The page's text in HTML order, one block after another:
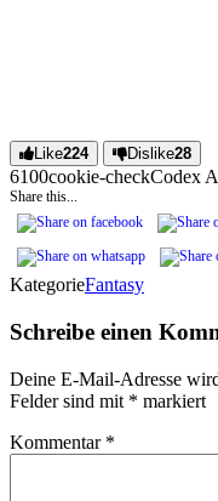
Like224 Dislike28
6100cookie-checkCodex
Share this...
KategorieFantasy
Schreibe einen
Deine E-Mail-Adresse
Felder sind mit * markiert
Kommentar *